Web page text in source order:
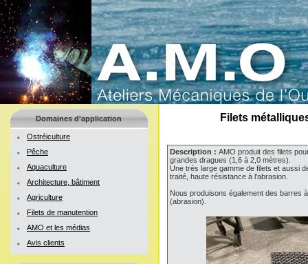
Domaines d'application
Ostréiculture
Pêche
Aquaculture
Architecture, bâtiment
Agriculture
Filets de manutention
AMO et les médias
Avis clients
Filets
Description : AMO produit des filets
grandes dragues (1,6 à 2,0 mètres).
Une très large gamme de filets et aussi
traité, haute résistance à l’abrasion.
Nous produisons également des barres
(abrasion).